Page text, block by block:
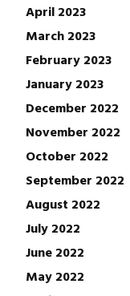
April 2023
March 2023
February 2023
January 2023
December 2022
November 2022
October 2022
September 2022
August 2022
July 2022
June 2022
May 2022